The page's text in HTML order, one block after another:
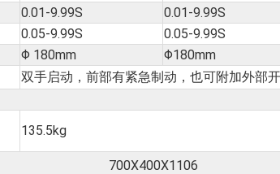
0.01-9.99S 0.01-9.99S
0.05-9.99S 0.05-9.99S
Φ 180mm Φ180mm
双手启动，前部有紧急制动，也可附加外部
135.5kg
700X400X1106